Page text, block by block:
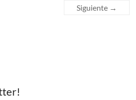
Siguiente →